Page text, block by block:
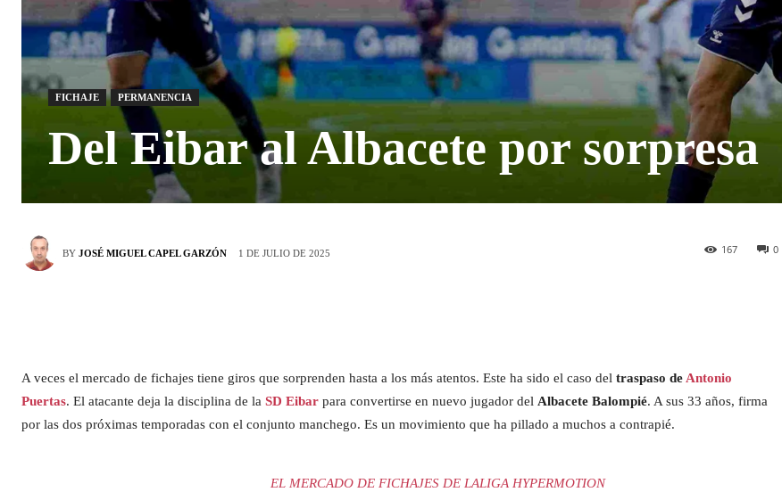
FICHAJE PERMANENCIA
Del Eibar al Albacete por sorpresa
BY JOSÉ MIGUEL CAPEL GARZÓN 1 DE JULIO DE 2025 0
167
A veces el mercado de fichajes tiene giros que sorprenden hasta a los más atentos. Este ha sido el caso del traspaso deAntonio
Puertas. El atacante deja la disciplina de la SD Eibar para convertirse en nuevo jugador del Albacete Balompié. A sus 33 años, firma
por las dos próximas temporadas con el conjunto manchego. Es un movimiento que ha pillado a muchos a contrapié.
EL MERCADO DE FICHAJES DE LALIGA HYPERMOTION